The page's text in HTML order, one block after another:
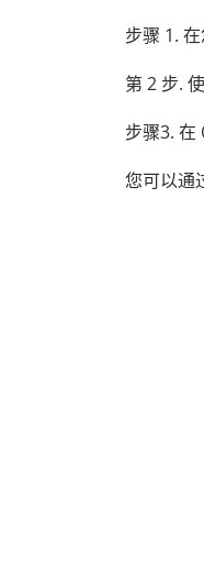
步骤 1.
第 2 步.
步骤3. 在
您可以通